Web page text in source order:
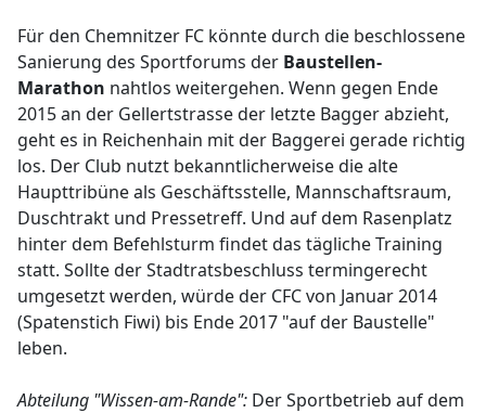
Für den Chemnitzer FC könnte durch die beschlossene
Sanierung des Sportforums der Baustellen-
Marathon nahtlos weitergehen. Wenn gegen Ende
2015 an der Gellertstrasse der letzte Bagger abzieht,
geht es in Reichenhain mit der Baggerei gerade richtig
los. Der Club nutzt bekanntlicherweise die alte
Haupttribüne als Geschäftsstelle, Mannschaftsraum,
Duschtrakt und Pressetreff. Und auf dem Rasenplatz
hinter dem Befehlsturm findet das tägliche Training
statt. Sollte der Stadtratsbeschluss termingerecht
umgesetzt werden, würde der CFC von Januar 2014
(Spatenstich Fiwi) bis Ende 2017 "auf der Baustelle"
leben.
Abteilung "Wissen-am-Rande": Der Sportbetrieb auf dem